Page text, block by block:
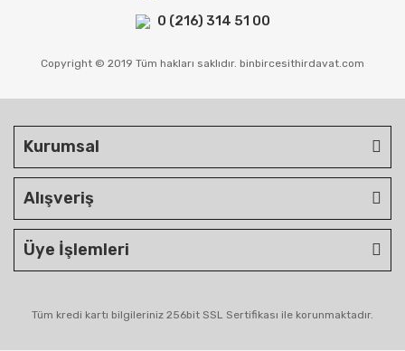
0 (216) 314 51 00
Copyright © 2019 Tüm hakları saklıdır. binbircesithirdavat.com
Kurumsal
Alışveriş
Üye İşlemleri
Tüm kredi kartı bilgileriniz 256bit SSL Sertifikası ile korunmaktadır.